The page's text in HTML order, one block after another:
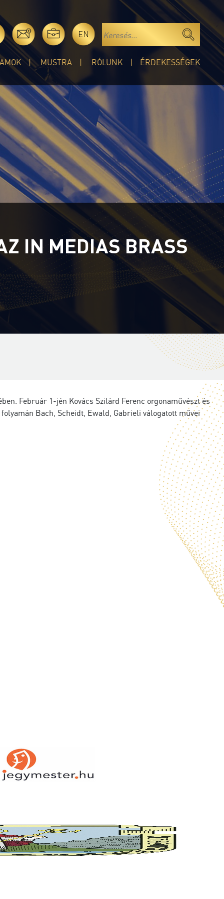
EN
MUSTRA RÓLUNK ÉRDEKESSÉGEK
IN MEDIAS BRASS
Február 1-jén Kovács Szilárd Ferenc orgonaművészt és
Bach, Scheidt, Ewald, Gabrieli válogatott művei